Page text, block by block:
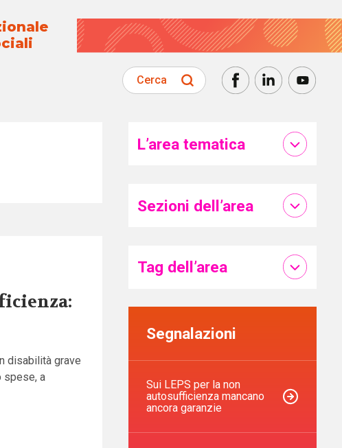
Cerca
disabilità grave
spese, a
L’area tematica
Sezioni dell’area
Tag dell’area
Segnalazioni
Sui LEPS per la non
autosufficienza mancano
ancora garanzie